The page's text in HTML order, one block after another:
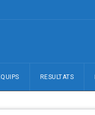
RESULTATS